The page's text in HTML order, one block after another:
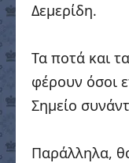
Δεμερίδη.
Τα ποτά και
φέρουν όσοι
Σημείο
Παράλληλα,